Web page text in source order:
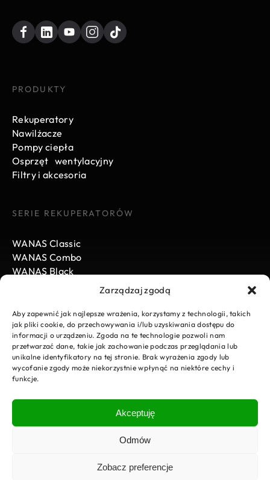
Zarządzaj zgodą
Aby zapewnić jak najlepsze wrażenia, korzystamy z technologii, takich
jak pliki cookie, do przechowywania i/lub uzyskiwania dostępu do
informacji o urządzeniu. Zgoda na te technologie pozwoli nam
przetwarzać dane, takie jak zachowanie podczas przeglądania lub
unikalne identyfikatory na tej stronie. Brak wyrażenia zgody lub
wycofanie zgody może niekorzystnie wpłynąć na niektóre cechy i
funkcje.
Akceptuję
Odmów
Zobacz preferencje
PRODUKTY
Rekuperatory
Nawilżacze
Pompy ciepła
Osprzęt wentylacyjny
Filtry i akcesoria
SERIE REKUPERATORÓW
WANAS Classic
WANAS Combo
WANAS Black
WANAS
Aktualności
Kariera
Do pobrania
E-Sklep
Kontakt